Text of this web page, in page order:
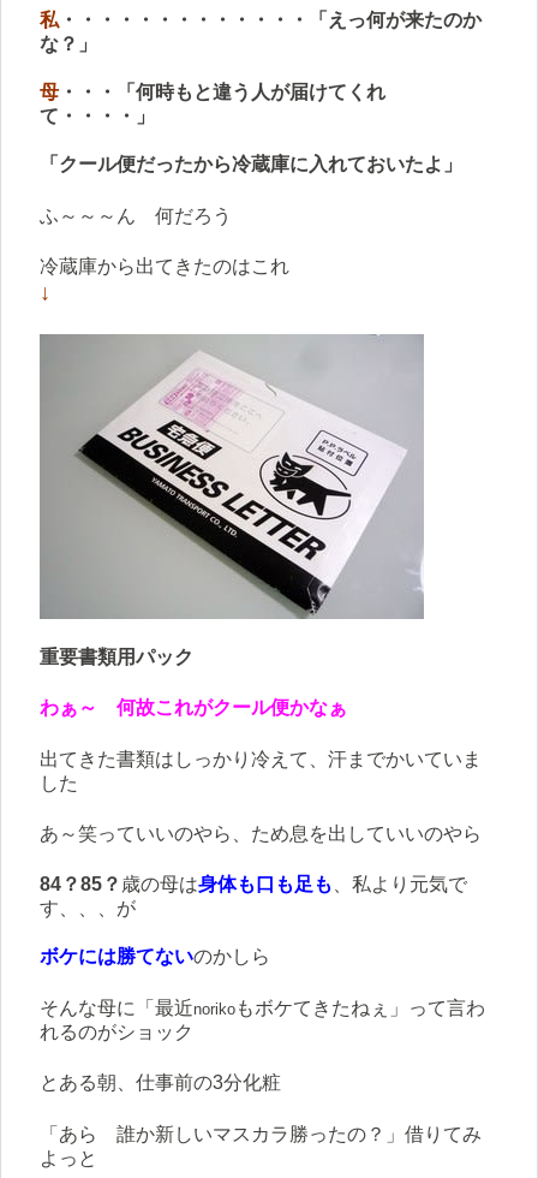
私 ・・・・・・・・・・・・・「えっ何が来たのか
な？」
母 ・・・「何時もと違う人が届けてくれ
て・・・・」
「クール便だったから冷蔵庫に入れておいたよ」
ふ～～～ん 何だろう
冷蔵庫から出てきたのはこれ
↓
重要書類用パック
わぁ～ 何故これがクール便かなぁ
出てきた書類はしっかり冷えて、汗までかいていま
した
あ～笑っていいのやら、ため息を出していいのやら
84？85？ 歳の母は身体も 口も足も 、私より元気で
す、、、が
ボケには勝てないのかしら
そんな母に「最近noriko もボケてきたねぇ」って言わ
れるのがショック
とある朝、仕事前の3分化粧
「あら 誰か新しいマスカラ勝ったの？」借りてみ
よっと